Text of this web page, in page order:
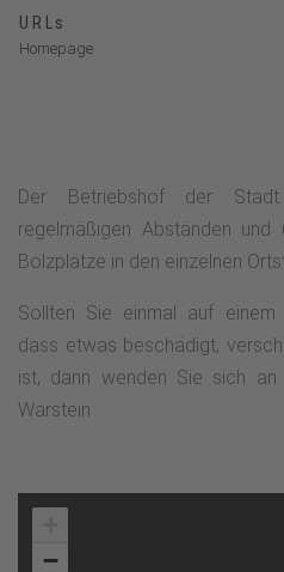
URLs
Homepage
Der Betriebshof der
regelmäßigen Abständen
Bolzplätze in den einzelnen
Sollten Sie einmal auf einem
dass etwas beschädigt,
ist, dann wenden Sie sich
Warstein
−